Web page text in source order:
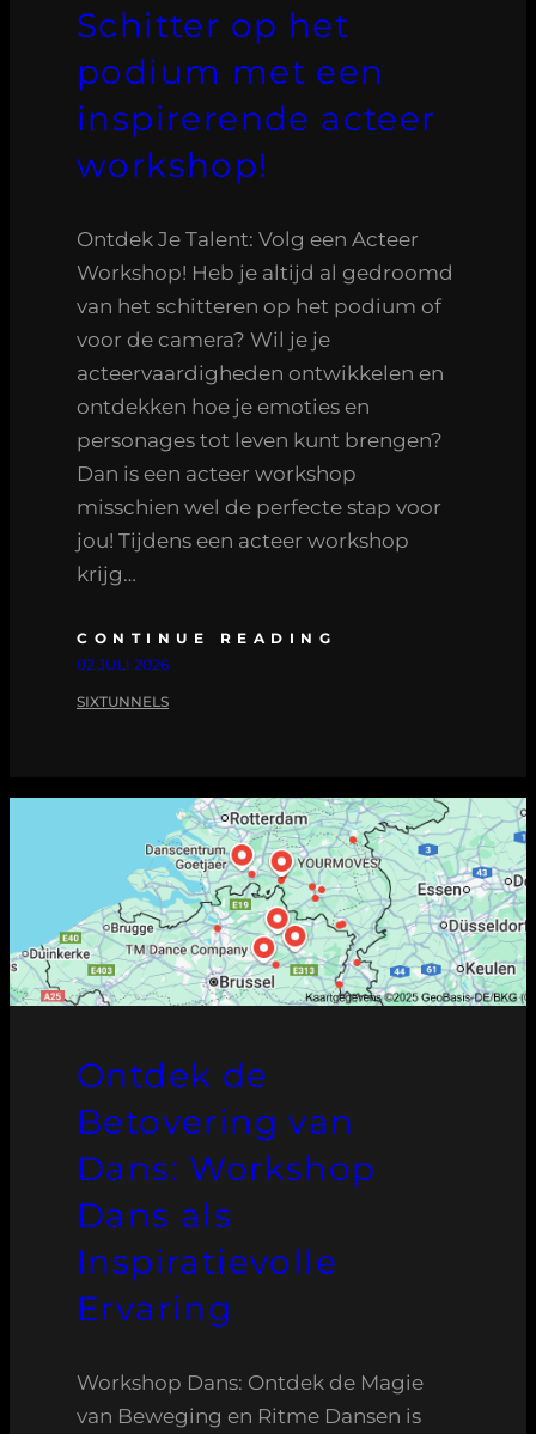
Schitter op het
podium met een
inspirerende acteer
workshop!
Ontdek Je Talent: Volg een Acteer
Workshop! Heb je altijd al gedroomd
van het schitteren op het podium of
voor de camera? Wil je je
acteervaardigheden ontwikkelen en
ontdekken hoe je emoties en
personages tot leven kunt brengen?
Dan is een acteer workshop
misschien wel de perfecte stap voor
jou! Tijdens een acteer workshop
krijg…
CONTINUE READING
02 JULI 2026
SIXTUNNELS
Ontdek de
Betovering van
Dans: Workshop
Dans als
Inspiratievolle
Ervaring
Workshop Dans: Ontdek de Magie
van Beweging en Ritme Dansen is